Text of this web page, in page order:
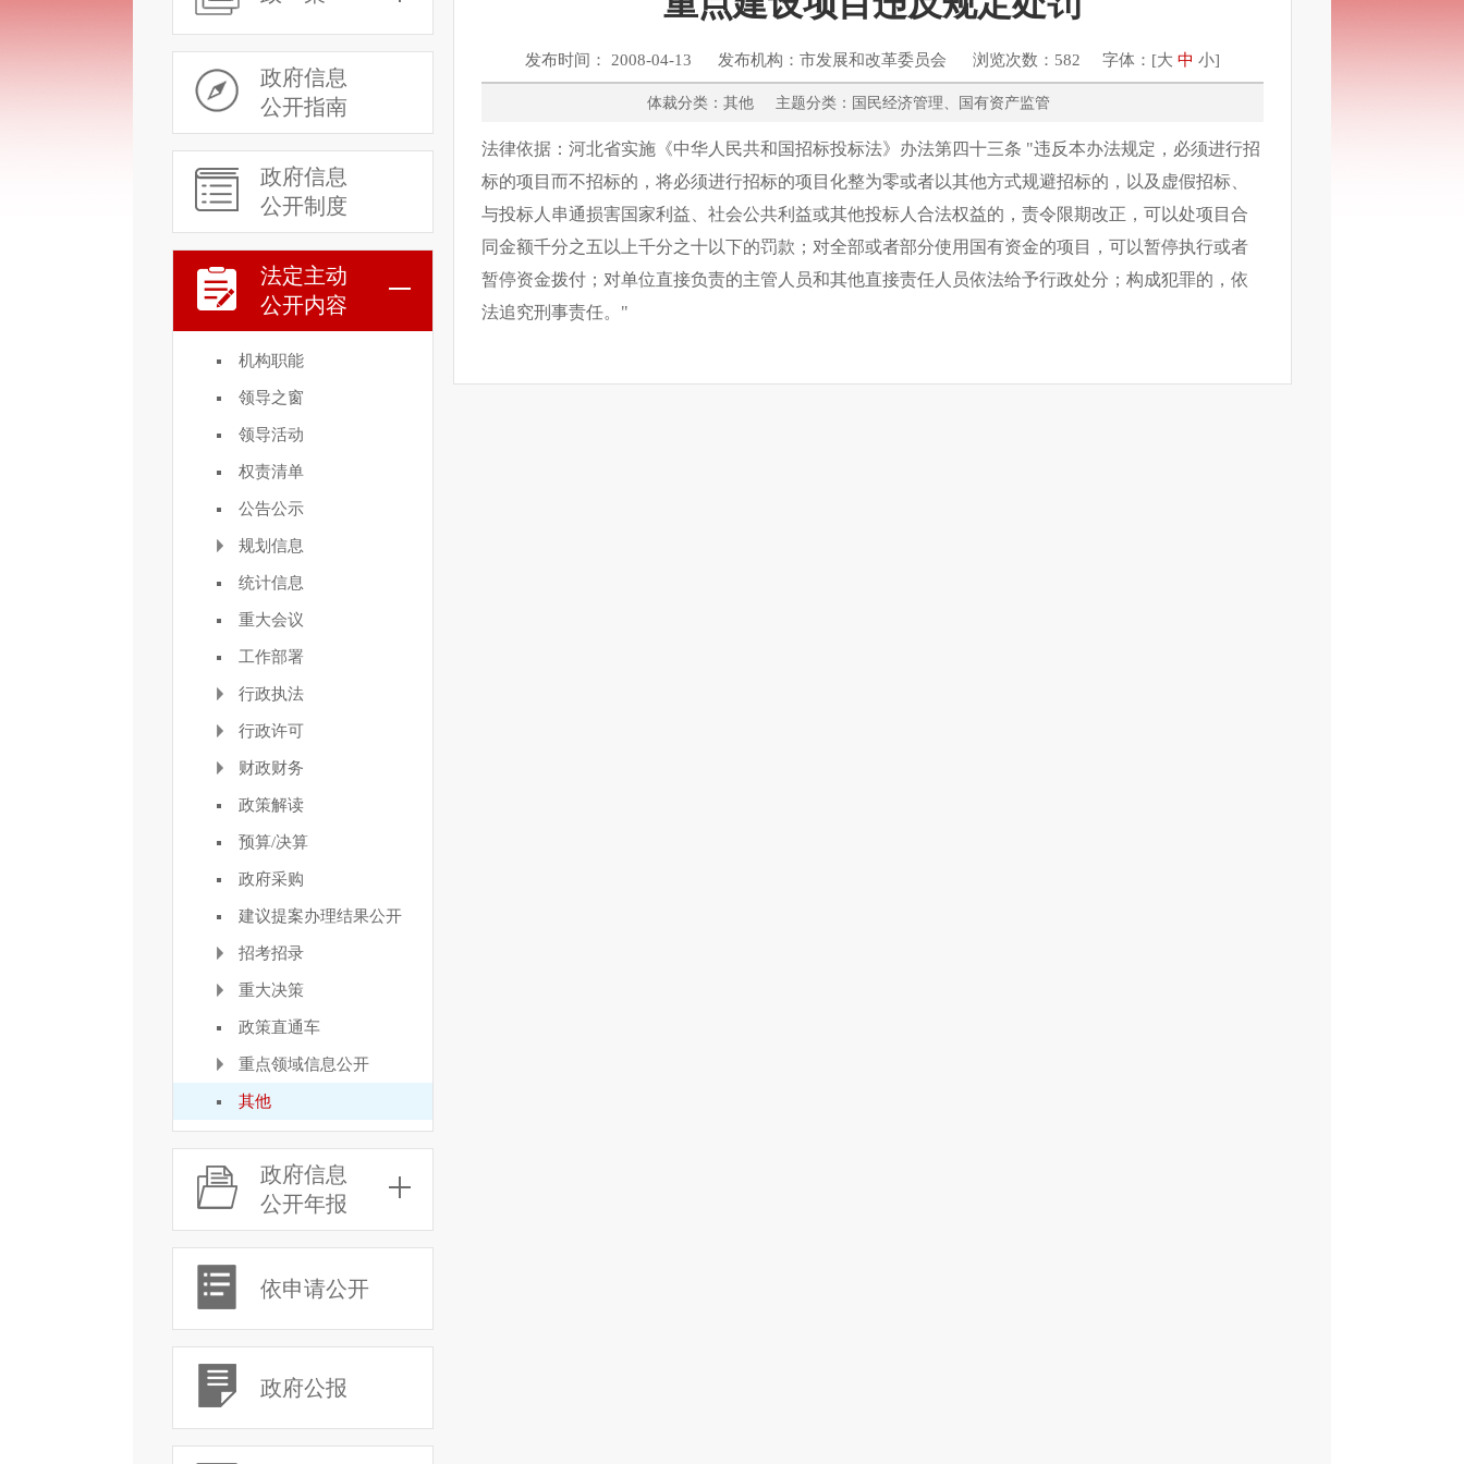
政府信息
公开指南
政府信息
公开制度
法定主动
公开内容
机构职能
领导之窗
领导活动
权责清单
公告公示
规划信息
统计信息
重大会议
工作部署
行政执法
行政许可
财政财务
政策解读
预算/决算
政府采购
建议提案办理结果公开
招考招录
重大决策
政策直通车
重点领域信息公开
其他
政府信息
公开年报
依申请公开
政府公报
发布时间： 2008-04-13 发布机构：市发展和改革委员会 浏览次数：582 字体：[大 中 小]
体裁分类：其他 主题分类：国民经济管理、国有资产监管
法律依据：河北省实施《中华人民共和国招标投标法》办法第四十三条 "违反本办法规定，必须进行招
标的项目而不招标的，将必须进行招标的项目化整为零或者以其他方式规避招标的，以及虚假招标、
与投标人串通损害国家利益、社会公共利益或其他投标人合法权益的，责令限期改正，可以处项目合
同金额千分之五以上千分之十以下的罚款；对全部或者部分使用国有资金的项目，可以暂停执行或者
暂停资金拨付；对单位直接负责的主管人员和其他直接责任人员依法给予行政处分；构成犯罪的，依
法追究刑事责任。"